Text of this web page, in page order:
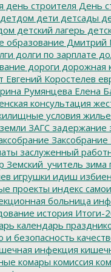
день строителя День
детдом дети детсады
детский лагерь
образование Дмитрий
долги по зарплате
дороги дорожная
Евгений Коростелев
Румянцева Елена
консультация
условия жилье
ЗАГС задержание
заслуженный
Земский_учитель зима
игрушки идиш
проекты индекс
больница
история Итоги-
календарь
и безопасность
инфекция
комары комиссия